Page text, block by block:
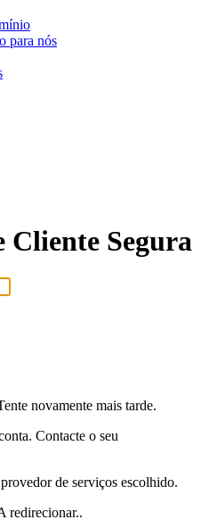
para nós
Cliente Segura
novamente mais tarde.
Contacte o seu
de serviços escolhido.
redirecionar..